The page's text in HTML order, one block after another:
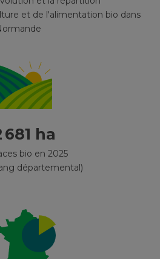
et de l'alimentation bio dans
681 ha
bio en 2025
départemental)